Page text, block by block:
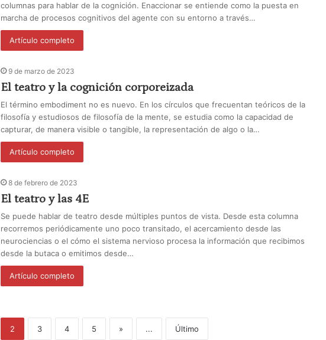
columnas para hablar de la cognición. Enaccionar se entiende como la puesta en
marcha de procesos cognitivos del agente con su entorno a través…
Artículo completo
9 de marzo de 2023
El teatro y la cognición corporeizada
El término embodiment no es nuevo. En los círculos que frecuentan teóricos de la
filosofía y estudiosos de filosofía de la mente, se estudia como la capacidad de
capturar, de manera visible o tangible, la representación de algo o la…
Artículo completo
8 de febrero de 2023
El teatro y las 4E
Se puede hablar de teatro desde múltiples puntos de vista. Desde esta columna
recorremos periódicamente uno poco transitado, el acercamiento desde las
neurociencias o el cómo el sistema nervioso procesa la información que recibimos
desde la butaca o emitimos desde…
Artículo completo
2 3 4 5 » ... Último